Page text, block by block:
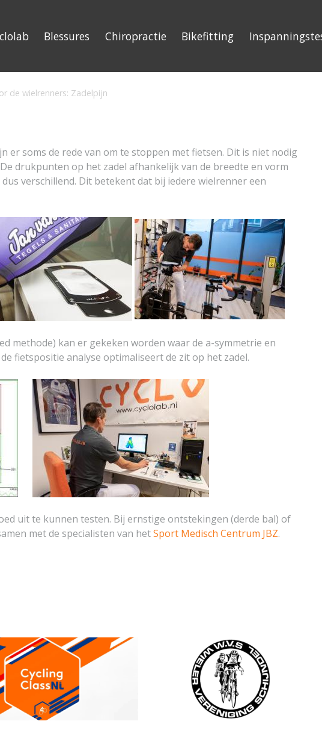
Blessures Chiropractie Bikefitting
de wielrenners: Zadelpijn
er soms de rede van om te stoppen met fietsen. Dit is niet nodig
drukpunten op het zadel afhankelijk van de breedte en vorm
verschillend. Dit betekent dat bij iedere wielrenner een
methode) kan er gekeken worden waar de a-symmetrie en
fietspositie analyse optimaliseert de zit op het zadel.
uit te kunnen testen. Bij ernstige ontstekingen (derde bal) of
met de specialisten van hetSport Medisch Centrum JBZ.